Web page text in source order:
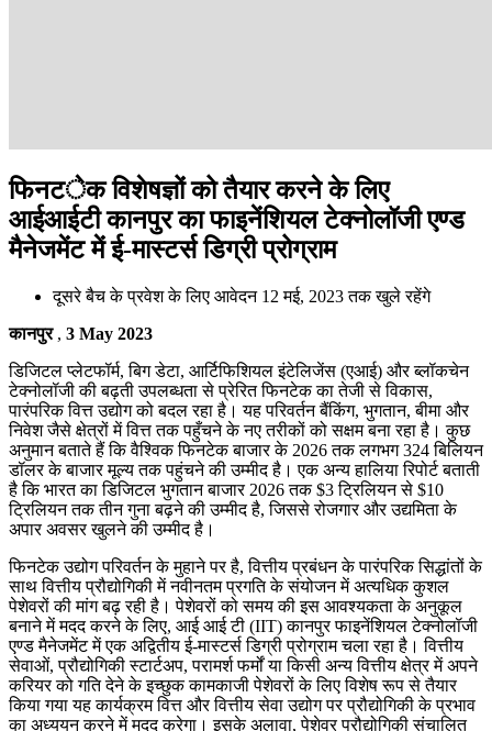
फिनटेक विशेषज्ञों को तैयार करने के लिए
आईआईटी कानपुर का फाइनेंशियल टेक्नोलॉजी एण्ड
मैनेजमेंट में ई-मास्टर्स डिग्री प्रोग्राम
दूसरे बैच के प्रवेश के लिए आवेदन 12 मई, 2023 तक खुले रहेंगे
कानपुर, 3 May 2023
डिजिटल प्लेटफॉर्म, बिग डेटा, आर्टिफिशियल इंटेलिजेंस (एआई) और ब्लॉकचेन
टेक्नोलॉजी की बढ़ती उपलब्धता से प्रेरित फिनटेक का तेजी से विकास,
पारंपरिक वित्त उद्योग को बदल रहा है। यह परिवर्तन बैंकिंग, भुगतान, बीमा और
निवेश जैसे क्षेत्रों में वित्त तक पहुँचने के नए तरीकों को सक्षम बना रहा है। कुछ
अनुमान बताते हैं कि वैश्विक फिनटेक बाजार के 2026 तक लगभग 324 बिलियन
डॉलर के बाजार मूल्य तक पहुंचने की उम्मीद है। एक अन्य हालिया रिपोर्ट बताती
है कि भारत का डिजिटल भुगतान बाजार 2026 तक $3 ट्रिलियन से $10
ट्रिलियन तक तीन गुना बढ़ने की उम्मीद है, जिससे रोजगार और उद्यमिता के
अपार अवसर खुलने की उम्मीद है।
फिनटेक उद्योग परिवर्तन के मुहाने पर है, वित्तीय प्रबंधन के पारंपरिक सिद्धांतों के
साथ वित्तीय प्रौद्योगिकी में नवीनतम प्रगति के संयोजन में अत्यधिक कुशल
पेशेवरों की मांग बढ़ रही है। पेशेवरों को समय की इस आवश्यकता के अनुकूल
बनाने में मदद करने के लिए, आई आई टी (IIT) कानपुर फाइनेंशियल टेक्नोलॉजी
एण्ड मैनेजमेंट में एक अद्वितीय ई-मास्टर्स डिग्री प्रोग्राम चला रहा है। वित्तीय
सेवाओं, प्रौद्योगिकी स्टार्टअप, परामर्श फर्मों या किसी अन्य वित्तीय क्षेत्र में अपने
करियर को गति देने के इच्छुक कामकाजी पेशेवरों के लिए विशेष रूप से तैयार
किया गया यह कार्यक्रम वित्त और वित्तीय सेवा उद्योग पर प्रौद्योगिकी के प्रभाव
का अध्ययन करने में मदद करेगा। इसके अलावा, पेशेवर प्रौद्योगिकी संचालित